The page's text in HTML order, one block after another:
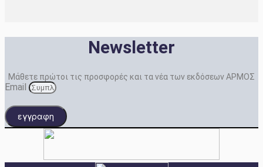
Newsletter
Μάθετε πρώτοι τις προσφορές και τα νέα των εκδόσεων ΑΡΜΟΣ
Email
εγγραφη